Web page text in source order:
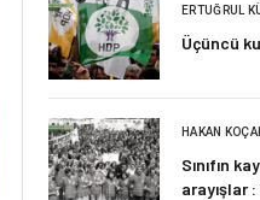
ERTUĞRUL
Üçüncü
HAKAN
Sınıfın
arayışlar